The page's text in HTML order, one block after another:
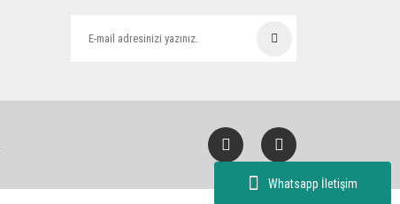
Whatsapp İletişim